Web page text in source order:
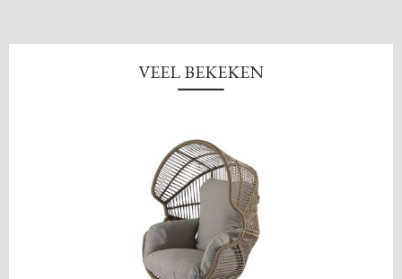
VEEL BEKEKEN